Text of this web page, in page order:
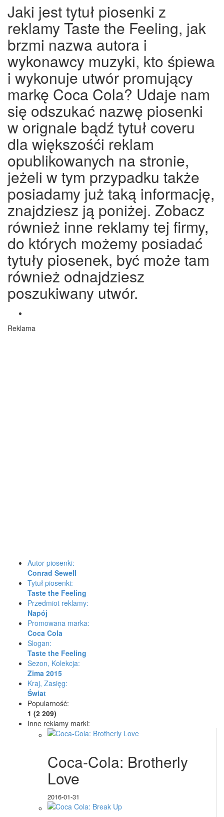
Jaki jest tytuł piosenki z
reklamy Taste the Feeling, jak
brzmi nazwa autora i
wykonawcy muzyki, kto śpiewa
i wykonuje utwór promujący
markę Coca Cola? Udaje nam
się odszukać nazwę piosenki
w orignale bądź tytuł coveru
dla większośći reklam
opublikowanych na stronie,
jeżeli w tym przypadku także
posiadamy już taką informację,
znajdziesz ją poniżej. Zobacz
również inne reklamy tej firmy,
do których możemy posiadać
tytuły piosenek, być może tam
również odnajdziesz
poszukiwany utwór.
Reklama
Autor piosenki:
Conrad Sewell
Tytuł piosenki:
Taste the Feeling
Przedmiot reklamy:
Napój
Promowana marka:
Coca Cola
Slogan:
Taste the Feeling
Sezon, Kolekcja:
Zima 2015
Kraj, Zasięg:
Świat
Popularność:
1 (2 209)
Inne reklamy marki:
Coca-Cola: Brotherly
Love
2016-01-31